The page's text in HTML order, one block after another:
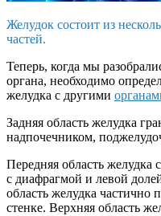
Желудок состоит из
частей.
Теперь, когда мы
органа, необходимо
желудка с другими
Задняя область желудка
надпочечником,
Передняя область желудка
с диафрагмой и левой
область желудка
стенке. Верхняя область